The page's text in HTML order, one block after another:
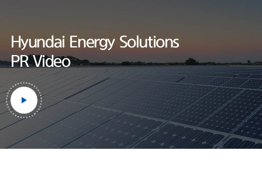
Hyundai Energy Solutions
PR Video